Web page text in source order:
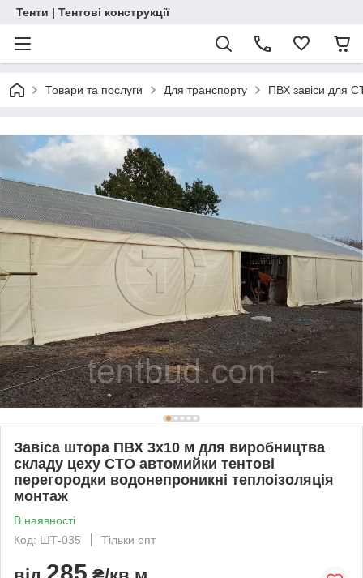
Тенти | Тентові конструкції
Товари та послуги Для транспорту ПВХ завіси для
Завіса штора ПВХ 3х10 м для виробництва
складу цеху СТО автомийки тентові
перегородки водонепроникні теплоізоляція
монтаж
В наявності
Код: ШТ-035
Тільки опт
285